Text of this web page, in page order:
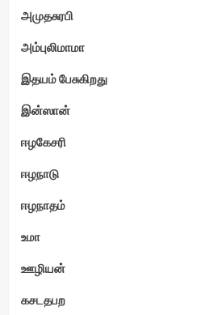
அமுதசுரபி
அம்புலிமாமா
இதயம் பேசுகிறது
இன்ஸான்
ஈழகேசரி
ஈழநாடு
ஈழநாதம்
உமா
ஊழியன்
கசடதபற